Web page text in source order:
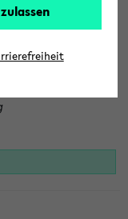
ist unbedingt